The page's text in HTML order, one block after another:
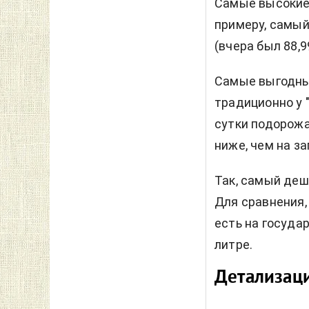
Самые
примеру,
(вчера был
Самые
традиционно у
сутки
ниже, чем на
Так, самый
Для
есть на
литре.